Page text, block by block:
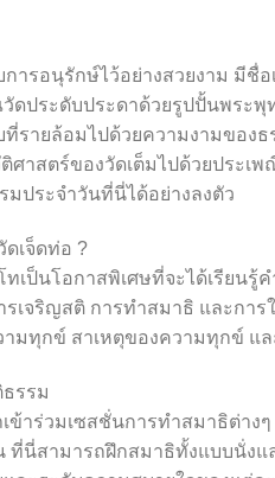
ารอนุรักษ์ไว้อย่างสวยงาม มีชื่
วัดประดับประดาด้วยรูปปั้นพระ
ที่รายล้อมไปด้วยความงามขอ
ศาสตร์ของวัดเต็มไปด้วยประ
ประจำวันที่นี่ได้อย่างลงตัว
เจ็ดท่อ ?
ทเป็นโอกาสพิเศษที่จะได้เรียน
รเจริญสติ การทำสมาธิ และก
ามทุกข์ สาเหตุของความทุกข์ แ
รรม
เข้าร่วมเซสชั่นการทำสมาธิต่า
ที่นี่สามารถฝึกสมาธิทั้งแบบนั่งแ